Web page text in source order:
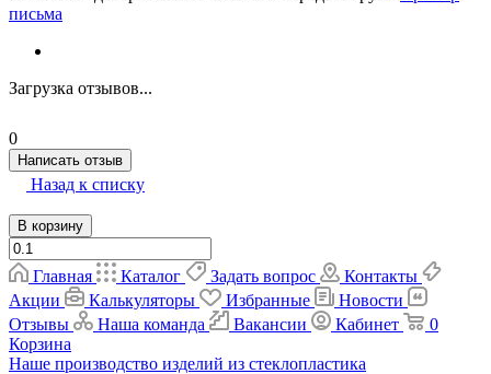
письма
Загрузка отзывов...
0
Написать отзыв
Назад к списку
В корзину
Главная Каталог Задать вопрос
Контакты
Акции
Калькуляторы Избранные
Новости
Отзывы
Наша команда Вакансии Кабинет
0
Корзина
Наше производство изделий из стеклопластика